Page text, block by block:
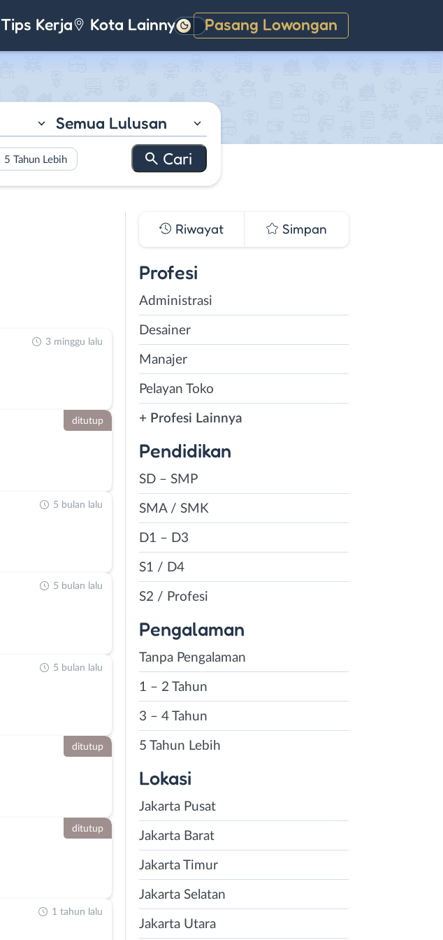
Tips Kerja Kota Lainnya Pasang Lowongan
Gelap
Semua Lulusan
5 Tahun Lebih
3 minggu lalu
ditutup
5 bulan lalu
5 bulan lalu
5 bulan lalu
ditutup
ditutup
1 tahun lalu
Riwayat Simpan
Profesi
Administrasi
Desainer
Manajer
Pelayan Toko
+ Profesi Lainnya
Pendidikan
SD – SMP
SMA / SMK
D1 – D3
S1 / D4
S2 / Profesi
Pengalaman
Tanpa Pengalaman
1 – 2 Tahun
3 – 4 Tahun
5 Tahun Lebih
Lokasi
Jakarta Pusat
Jakarta Barat
Jakarta Timur
Jakarta Selatan
Jakarta Utara